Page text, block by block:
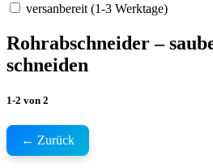
versanbereit (1-3 Werktage)
Rohrabschneider –
schneiden
1-2 von 2
← Zurück